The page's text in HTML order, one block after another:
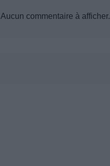
Aucun commentaire à afficher.